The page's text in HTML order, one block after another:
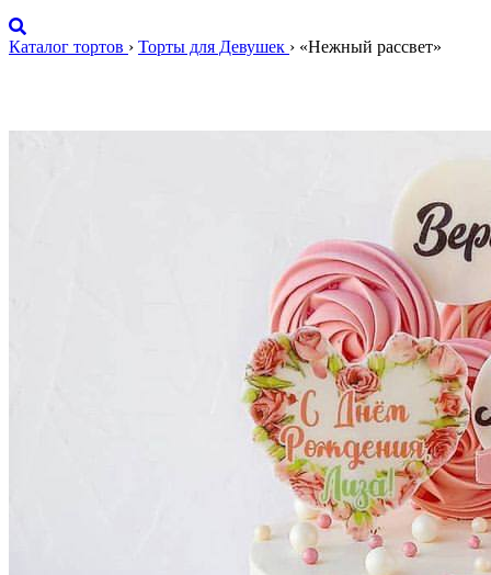
Каталог тортов › Торты для Девушек › «Нежный рассвет»